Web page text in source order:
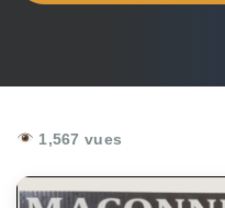
1,567 vues